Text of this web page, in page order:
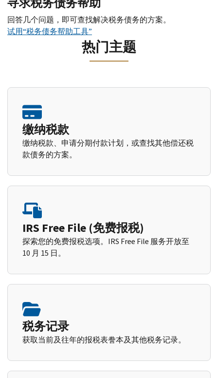
回答几个问题，即可查找解决税务债务的方案。
试用“税务债务帮助工具”
热门主题
缴纳税款
缴纳税款、申请分期付款计划，或查找其他偿还税
款债务的方案。
IRS Free File (免费报税)
探索您的免费报税选项。IRS Free File 服务开放至
10 月 15 日。
税务记录
获取当前及往年的报税表誊本及其他税务记录。